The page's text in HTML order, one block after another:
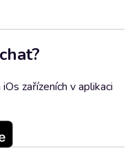
zařízeních v aplikaci